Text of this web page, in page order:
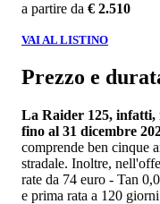
a partire da € 2.510
VAI AL LISTINO
Prezzo e
La Raider 125, infatti,
fino al 31 dicembre
comprende ben cinque
stradale. Inoltre,
rate da 74 euro - Tan
e prima rata a 120